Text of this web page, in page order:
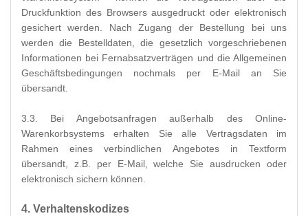
Druckfunktion des Browsers ausgedruckt oder elektronisch
gesichert werden. Nach Zugang der Bestellung bei uns
werden die Bestelldaten, die gesetzlich vorgeschriebenen
Informationen bei Fernabsatzverträgen und die Allgemeinen
Geschäftsbedingungen nochmals per E-Mail an Sie
übersandt.
3.3. Bei Angebotsanfragen außerhalb des Online-
Warenkorbsystems erhalten Sie alle Vertragsdaten im
Rahmen eines verbindlichen Angebotes in Textform
übersandt, z.B. per E-Mail, welche Sie ausdrucken oder
elektronisch sichern können.
4. Verhaltenskodizes